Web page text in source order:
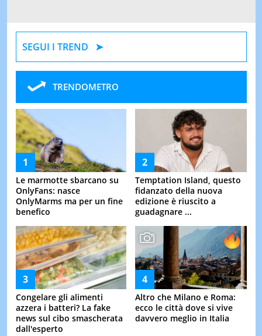
SEGUI I TREND
TRENDOMETRO
Le marmotte sbarcano su
OnlyFans: nasce
OnlyMarms ma per un fine
benefico
Temptation Island, questo
fidanzato della nuova
edizione è riuscito a
guadagnare ...
Congelare gli alimenti
azzera i batteri? La fake
news sul cibo smascherata
dall'esperto
Altro che Milano e Roma:
ecco le città dove si vive
davvero meglio in Italia